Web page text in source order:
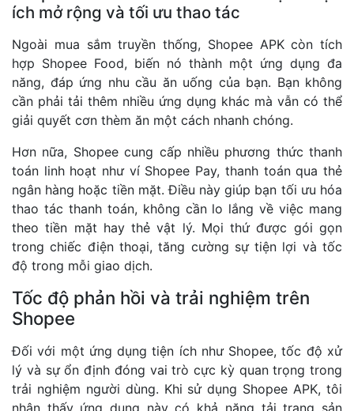
ích mở rộng và tối ưu thao tác
Ngoài mua sắm truyền thống, Shopee APK còn tích
hợp Shopee Food, biến nó thành một ứng dụng đa
năng, đáp ứng nhu cầu ăn uống của bạn. Bạn không
cần phải tải thêm nhiều ứng dụng khác mà vẫn có thể
giải quyết cơn thèm ăn một cách nhanh chóng.
Hơn nữa, Shopee cung cấp nhiều phương thức thanh
toán linh hoạt như ví Shopee Pay, thanh toán qua thẻ
ngân hàng hoặc tiền mặt. Điều này giúp bạn tối ưu hóa
thao tác thanh toán, không cần lo lắng về việc mang
theo tiền mặt hay thẻ vật lý. Mọi thứ được gói gọn
trong chiếc điện thoại, tăng cường sự tiện lợi và tốc
độ trong mỗi giao dịch.
Tốc độ phản hồi và trải nghiệm trên
Shopee
Đối với một ứng dụng tiện ích như Shopee, tốc độ xử
lý và sự ổn định đóng vai trò cực kỳ quan trọng trong
trải nghiệm người dùng. Khi sử dụng Shopee APK, tôi
nhận thấy ứng dụng này có khả năng tải trang sản